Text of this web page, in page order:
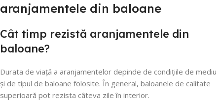
aranjamentele din baloane
Cât timp rezistă aranjamentele din
baloane?
Durata de viață a aranjamentelor depinde de condițiile de mediu
și de tipul de baloane folosite. În general, baloanele de calitate
superioară pot rezista câteva zile în interior.